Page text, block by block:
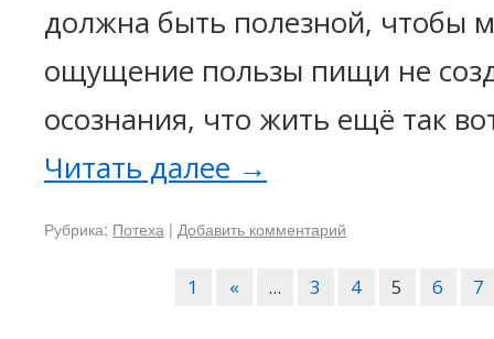
должна быть полезной, чтобы
ощущение пользы пищи не
осознания, что жить ещё так
Читать далее →
Рубрика: Потеха | Добавить комментарий
1 « ... 3 4 5 6 7